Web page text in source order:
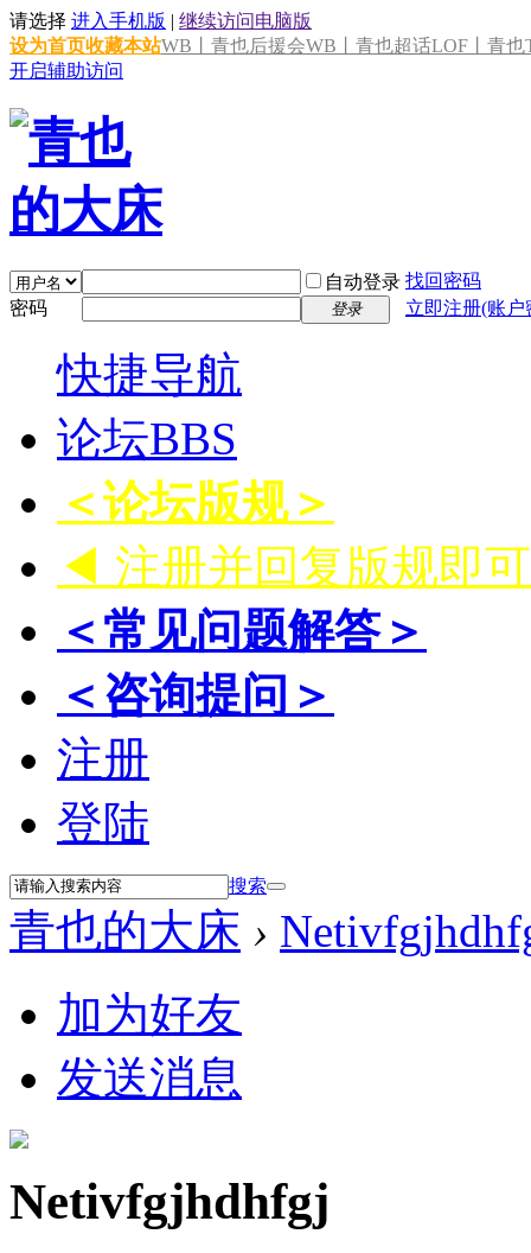
请选择 进入手机版 | 继续访问电脑版
设为首页收藏本站WB丨青也后援会WB丨青也超话LOF丨青也
开启辅助访问
自动登录 找回密码
密码
登录 立即注册(账
快捷导航
论坛BBS
＜论坛版规＞
◀ 注册并回复版规即
＜常见问题解答＞
＜咨询提问＞
注册
登陆
搜索
青也的大床 ›
加为好友
发送消息
Netivfgjhdhfgj